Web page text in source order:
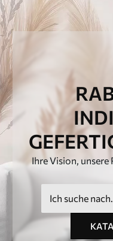
Ihre Vision,